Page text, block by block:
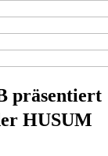
präsentiert
HUSUM